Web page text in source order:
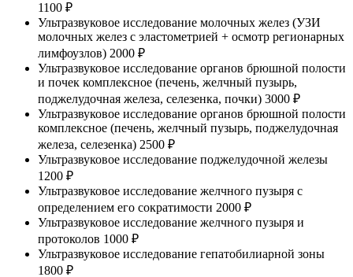
1100 ₽
Ультразвуковое исследование молочных желез (УЗИ
молочных желез с эластометрией + осмотр регионарных
лимфоузлов) 2000 ₽
Ультразвуковое исследование органов брюшной полости
и почек комплексное (печень, желчный пузырь,
поджелудочная железа, селезенка, почки) 3000 ₽
Ультразвуковое исследование органов брюшной полости
комплексное (печень, желчный пузырь, поджелудочная
железа, селезенка) 2500 ₽
Ультразвуковое исследование поджелудочной железы
1200 ₽
Ультразвуковое исследование желчного пузыря с
определением его сократимости 2000 ₽
Ультразвуковое исследование желчного пузыря и
протоколов 1000 ₽
Ультразвуковое исследование гепатобилиарной зоны
1800 ₽